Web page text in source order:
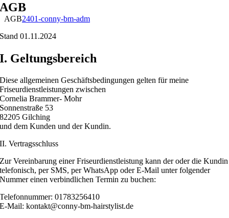
AGB
AGB2401-conny-bm-adm
Stand 01.11.2024
I. Geltungsbereich
Diese allgemeinen Geschäftsbedingungen gelten für meine
Friseurdienstleistungen zwischen
Cornelia Brammer- Mohr
Sonnenstraße 53
82205 Gilching
und dem Kunden und der Kundin.
II. Vertragsschluss
Zur Vereinbarung einer Friseurdienstleistung kann der oder die Kundin
telefonisch, per SMS, per WhatsApp oder E-Mail unter folgender
Nummer einen verbindlichen Termin zu buchen:
Telefonnummer: 01783256410
E-Mail: kontakt@conny-bm-hairstylist.de